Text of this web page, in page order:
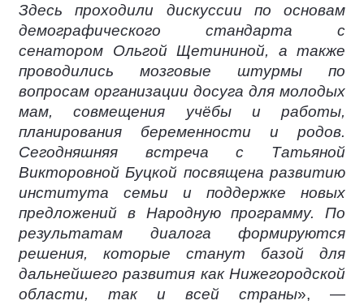
Здесь проходили дискуссии по основам
демографического стандарта с
сенатором Ольгой Щетининой, а также
проводились мозговые штурмы по
вопросам организации досуга для молодых
мам, совмещения учёбы и работы,
планирования беременности и родов.
Сегодняшняя встреча с Татьяной
Викторовной Буцкой посвящена развитию
института семьи и поддержке новых
предложений в Народную программу. По
результатам диалога формируются
решения, которые станут базой для
дальнейшего развития как Нижегородской
области, так и всей страны», —